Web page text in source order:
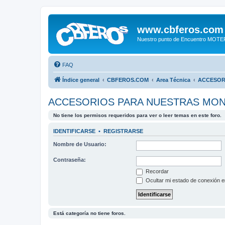
www.cbferos.com
Nuestro punto de Encuentro
FAQ
Índice general CBFEROS.COM Area Técnica
ACCESORIOS PARA NUESTRAS
No tiene los permisos requeridos para ver o leer temas en este foro.
IDENTIFICARSE • REGISTRARSE
Nombre de Usuario:
Contraseña:
Recordar
Ocultar mi estado de conexión
Está categoría no tiene foros.